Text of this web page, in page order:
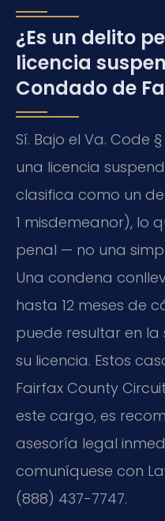
¿Es un delito
licencia
Condado de
Sí. Bajo el Va. Code
una licencia
clasifica como un
1 misdemeanor), lo
penal — no una
Una condena
hasta 12 meses de
puede resultar en la
su licencia. Estos
Fairfax County
este cargo, es
asesoría legal
comuníquese con
(888) 437-7747.